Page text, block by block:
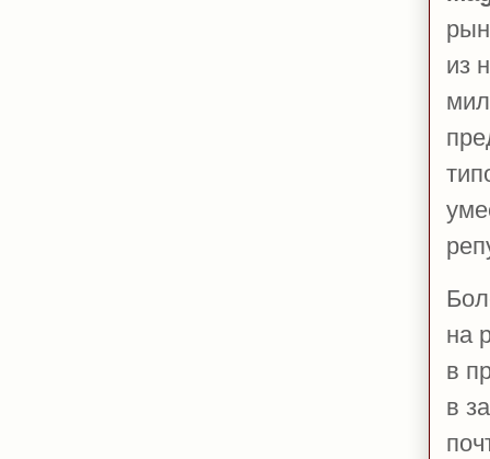
из
на
в
в